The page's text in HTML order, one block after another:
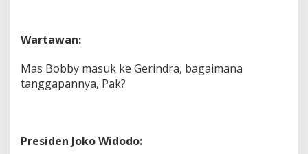
Wartawan:
Mas Bobby masuk ke Gerindra, bagaimana
tanggapannya, Pak?
Presiden Joko Widodo: